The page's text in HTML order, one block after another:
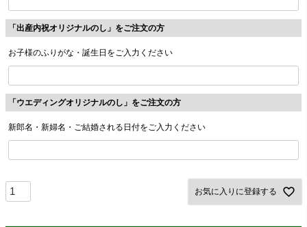
「出産内祝オリジナルのし」をご注文の方
お子様のふりがな・誕生日をご入力ください
「ウエディングオリジナルのし」をご注文の方
新郎名・新婦名・ご結婚される日付をご入力ください
お気に入りに登録する